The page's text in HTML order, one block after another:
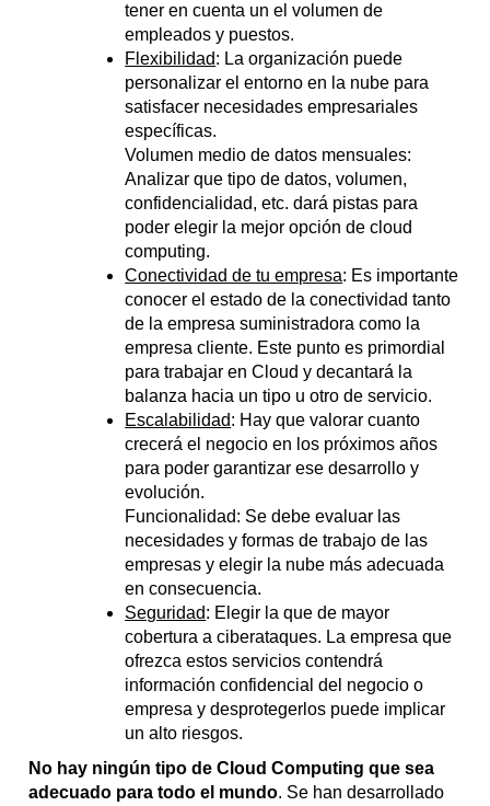
tener en cuenta un el volumen de
empleados y puestos.
Flexibilidad: La organización puede
personalizar el entorno en la nube para
satisfacer necesidades empresariales
específicas.
Volumen medio de datos mensuales:
Analizar que tipo de datos, volumen,
confidencialidad, etc. dará pistas para
poder elegir la mejor opción de cloud
computing.
Conectividad de tu empresa: Es importante
conocer el estado de la conectividad tanto
de la empresa suministradora como la
empresa cliente. Este punto es primordial
para trabajar en Cloud y decantará la
balanza hacia un tipo u otro de servicio.
Escalabilidad: Hay que valorar cuanto
crecerá el negocio en los próximos años
para poder garantizar ese desarrollo y
evolución.
Funcionalidad: Se debe evaluar las
necesidades y formas de trabajo de las
empresas y elegir la nube más adecuada
en consecuencia.
Seguridad: Elegir la que de mayor
cobertura a ciberataques. La empresa que
ofrezca estos servicios contendrá
información confidencial del negocio o
empresa y desprotegerlos puede implicar
un alto riesgos.
No hay ningún tipo de Cloud Computing que sea
adecuado para todo el mundo. Se han desarrollado